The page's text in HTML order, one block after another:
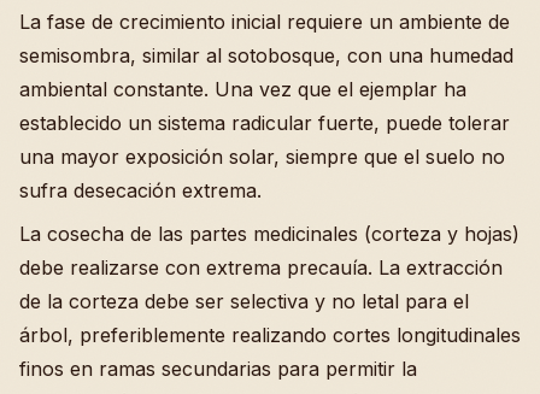
La fase de crecimiento inicial requiere un ambiente de
semisombra, similar al sotobosque, con una humedad
ambiental constante. Una vez que el ejemplar ha
establecido un sistema radicular fuerte, puede tolerar
una mayor exposición solar, siempre que el suelo no
sufra desecación extrema.
La cosecha de las partes medicinales (corteza y hojas)
debe realizarse con extrema precauía. La extracción
de la corteza debe ser selectiva y no letal para el
árbol, preferiblemente realizando cortes longitudinales
finos en ramas secundarias para permitir la